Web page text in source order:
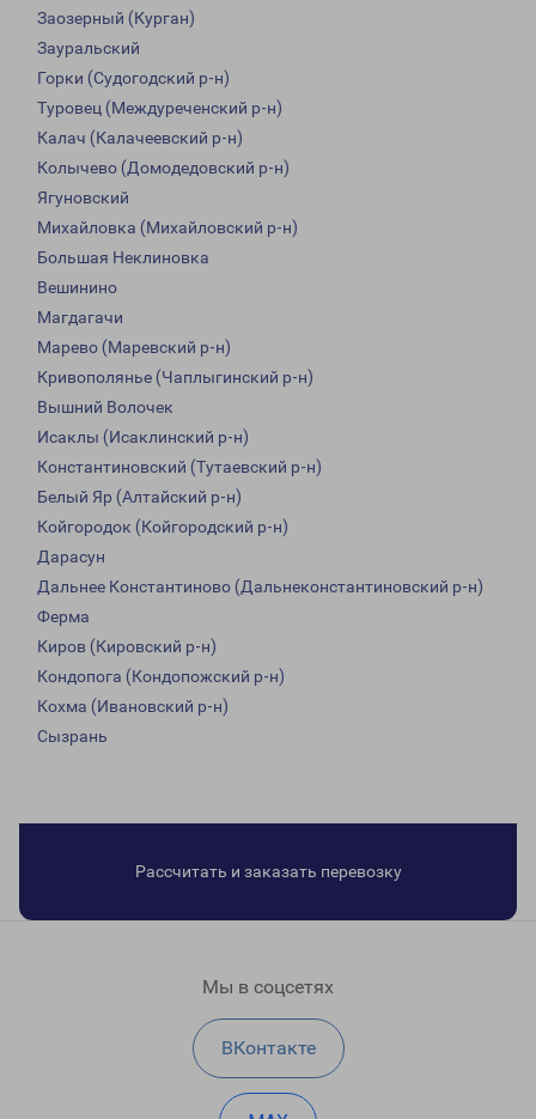
Заозерный (Курган)
Зауральский
Горки (Судогодский р-н)
Туровец (Междуреченский р-н)
Калач (Калачеевский р-н)
Колычево (Домодедовский р-н)
Ягуновский
Михайловка (Михайловский р-н)
Большая Неклиновка
Вешинино
Магдагачи
Марево (Маревский р-н)
Кривополянье (Чаплыгинский р-н)
Вышний Волочек
Исаклы (Исаклинский р-н)
Константиновский (Тутаевский р-н)
Белый Яр (Алтайский р-н)
Койгородок (Койгородский р-н)
Дарасун
Дальнее Константиново (Дальнеконстантиновский р-н)
Ферма
Киров (Кировский р-н)
Кондопога (Кондопожский р-н)
Кохма (Ивановский р-н)
Сызрань
Рассчитать и заказать перевозку
Мы в соцсетях
ВКонтакте